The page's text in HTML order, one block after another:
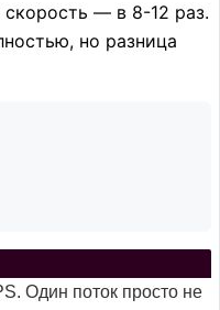
скорость — в 8-12 раз.
но разница
Один поток просто не